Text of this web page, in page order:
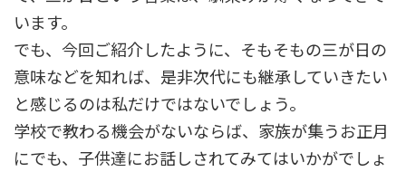
います。
でも、今回ご紹介したように、そもそもの三が日の
意味などを知れば、是非次代にも継承していきたい
と感じるのは私だけではないでしょう。
学校で教わる機会がないならば、家族が集うお正月
にでも、子供達にお話しされてみてはいかがでしょ